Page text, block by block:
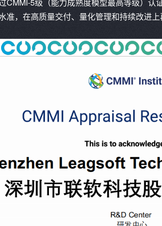
准，在高质量交付、量化管理和持续改进上